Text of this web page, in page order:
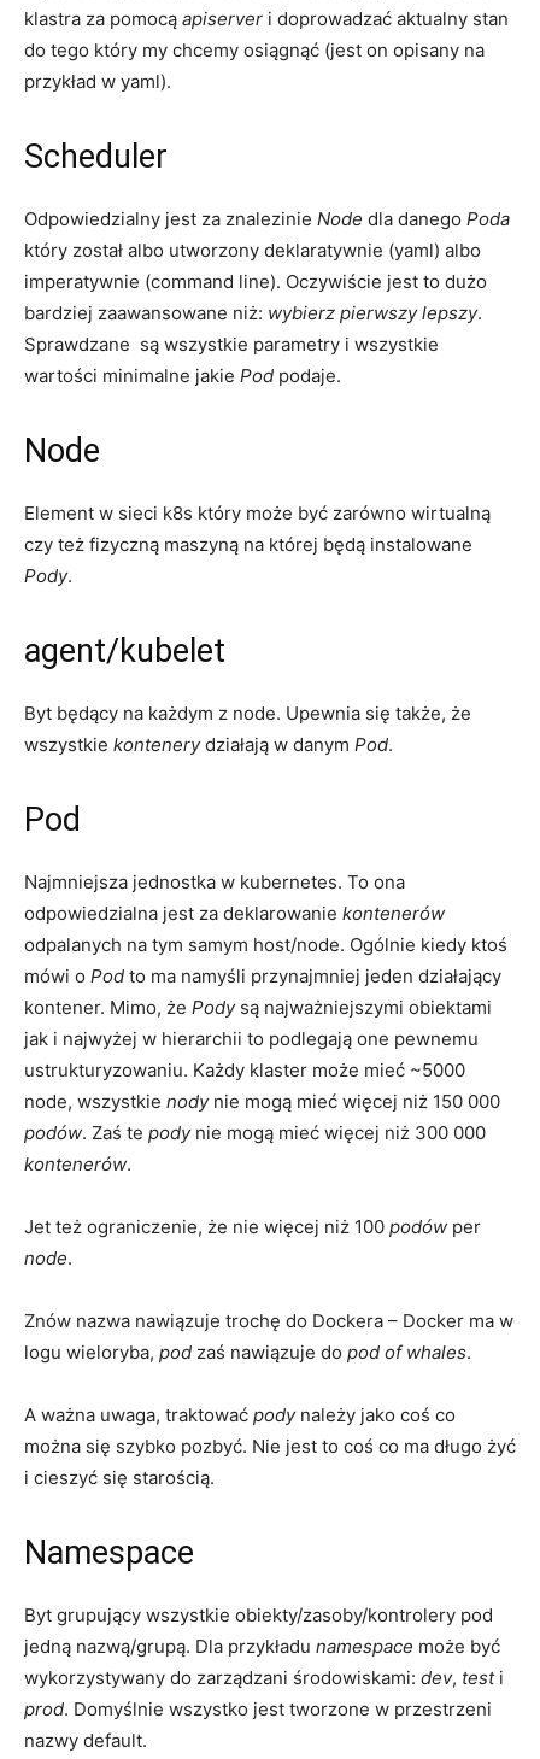
klastra za pomocą apiserver i doprowadzać aktualny stan
do tego który my chcemy osiągnąć (jest on opisany na
przykład w yaml).
Scheduler
Odpowiedzialny jest za znalezinie Node dla danego Poda
który został albo utworzony deklaratywnie (yaml) albo
imperatywnie (command line). Oczywiście jest to dużo
bardziej zaawansowane niż: wybierz pierwszy lepszy.
Sprawdzane są wszystkie parametry i wszystkie
wartości minimalne jakie Pod podaje.
Node
Element w sieci k8s który może być zarówno wirtualną
czy też fizyczną maszyną na której będą instalowane
Pody.
agent/kubelet
Byt będący na każdym z node. Upewnia się także, że
wszystkie kontenerydziałają w danym Pod.
Pod
Najmniejsza jednostka w kubernetes. To ona
odpowiedzialna jest za deklarowanie kontenerów
odpalanych na tym samym host/node. Ogólnie kiedy ktoś
mówi o Pod to ma namyśli przynajmniej jeden działający
kontener. Mimo, że Podysą najważniejszymi obiektami
jak i najwyżej w hierarchii to podlegają one pewnemu
ustrukturyzowaniu. Każdy klaster może mieć ~5000
node, wszystkie nodynie mogą mieć więcej niż 150 000
podów. Zaś te podynie mogą mieć więcej niż 300 000
kontenerów.
Jet też ograniczenie, że nie więcej niż 100 podów per
node.
Znów nazwa nawiązuje trochę do Dockera – Docker ma w
logu wieloryba, pod zaś nawiązuje do pod of whales.
A ważna uwaga, traktować podynależy jako coś co
można się szybko pozbyć. Nie jest to coś co ma długo żyć
i cieszyć się starością.
Namespace
Byt grupujący wszystkie obiekty/zasoby/kontrolery pod
jedną nazwą/grupą. Dla przykładu namespace może być
wykorzystywany do zarządzani środowiskami: dev, testi
prod. Domyślnie wszystko jest tworzone w przestrzeni
nazwy default.